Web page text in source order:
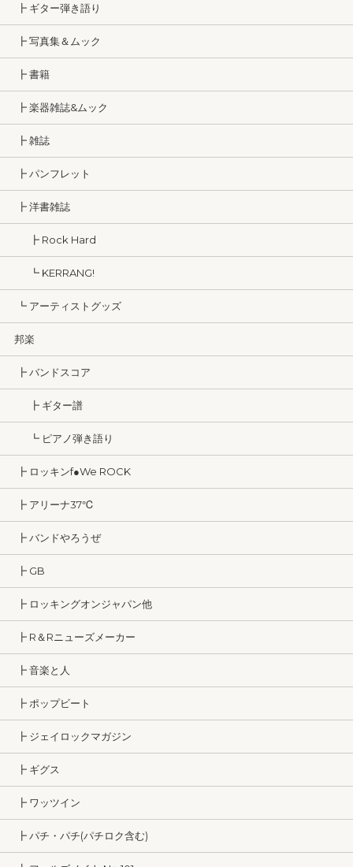
┣ ギター弾き語り
┣ 写真集＆ムック
┣ 書籍
┣ 楽器雑誌&ムック
┣ 雑誌
┣ パンフレット
┣ 洋書雑誌
┣ Rock Hard
┗ KERRANG!
┗ アーティストグッズ
邦楽
┣ バンドスコア
┣ ギター譜
┗ ピアノ弾き語り
┣ ロッキンf●We ROCK
┣ アリーナ37℃
┣ バンドやろうぜ
┣ GB
┣ ロッキングオンジャパン他
┣ R＆Rニューズメーカー
┣ 音楽と人
┣ ポップビート
┣ ジェイロックマガジン
┣ ギグス
┣ ワッツイン
┣ パチ・パチ(パチロク含む)